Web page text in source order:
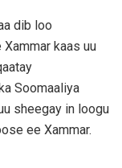
dib loo
kaas uu
Soomaaliya
sheegay in loogu
ee Xammar.